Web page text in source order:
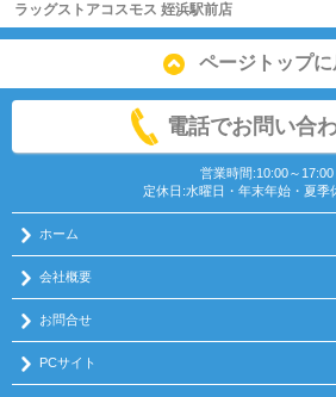
ラッグストアコスモス 姪浜駅前店
ページトップに
電話でお問い合
営業時間:10:00～17:00
定休日:水曜日・年末年始・夏季
ホーム
会社概要
お問合せ
PCサイト